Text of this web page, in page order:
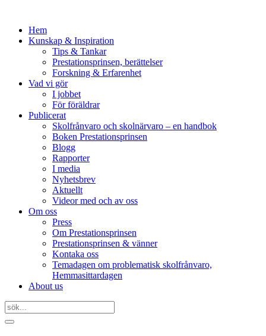
Hem
Kunskap & Inspiration
Tips & Tankar
Prestationsprinsen, berättelser
Forskning & Erfarenhet
Vad vi gör
I jobbet
För föräldrar
Publicerat
Skolfrånvaro och skolnärvaro – en handbok
Boken Prestationsprinsen
Blogg
Rapporter
I media
Nyhetsbrev
Aktuellt
Videor med och av oss
Om oss
Press
Om Prestationsprinsen
Prestationsprinsen & vänner
Kontaka oss
Temadagen om problematisk skolfrånvaro,
Hemmasittardagen
About us